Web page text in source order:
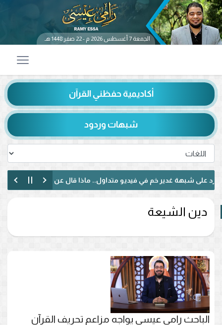
الجمعة 7 أغسطس 2026 م - 22 صفر 1448 هـ
أكاديمية حفظني القرآن
شبهات وردود
غدير خم في فيديو متداول.. ماذا قال عن حديث «من كنت مولاه
دين الشيعة
الباحث رامي عيسى يواجه مزاعم تحريف القرآن